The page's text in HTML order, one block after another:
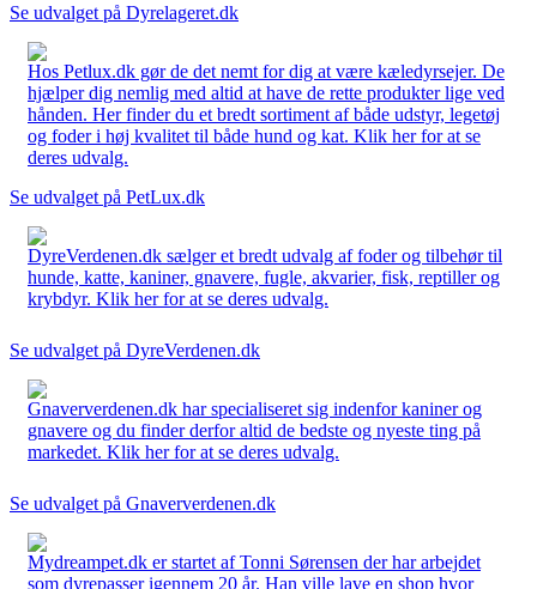
Se udvalget på Dyrelageret.dk
Hos Petlux.dk gør de det nemt for dig at være kæledyrsejer. De
hjælper dig nemlig med altid at have de rette produkter lige ved
hånden. Her finder du et bredt sortiment af både udstyr, legetøj
og foder i høj kvalitet til både hund og kat. Klik her for at se
deres udvalg.
Se udvalget på PetLux.dk
DyreVerdenen.dk sælger et bredt udvalg af foder og tilbehør til
hunde, katte, kaniner, gnavere, fugle, akvarier, fisk, reptiller og
krybdyr. Klik her for at se deres udvalg.
Se udvalget på DyreVerdenen.dk
Gnaververdenen.dk har specialiseret sig indenfor kaniner og
gnavere og du finder derfor altid de bedste og nyeste ting på
markedet. Klik her for at se deres udvalg.
Se udvalget på Gnaververdenen.dk
Mydreampet.dk er startet af Tonni Sørensen der har arbejdet
som dyrepasser igennem 20 år. Han ville lave en shop hvor